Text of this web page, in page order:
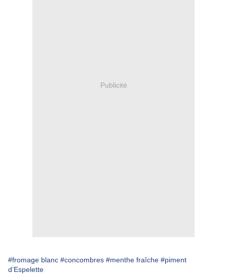
Publicité
#fromage blanc #concombres #menthe fraîche #piment
d’Espelette